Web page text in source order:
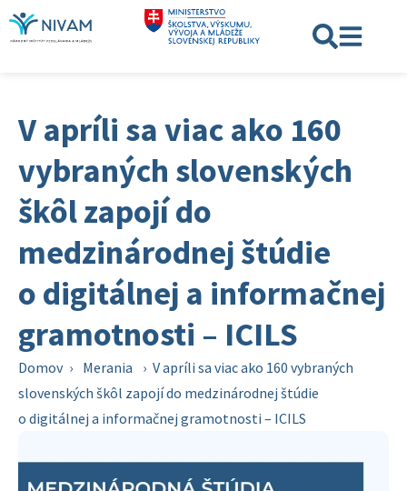
V apríli sa viac ako 160
vybraných slovenských
škôl zapojí do
medzinárodnej štúdie
o digitálnej a informačnej
gramotnosti – ICILS
Domov › Merania › V apríli sa viac ako 160 vybraných
slovenských škôl zapojí do medzinárodnej štúdie
o digitálnej a informačnej gramotnosti – ICILS